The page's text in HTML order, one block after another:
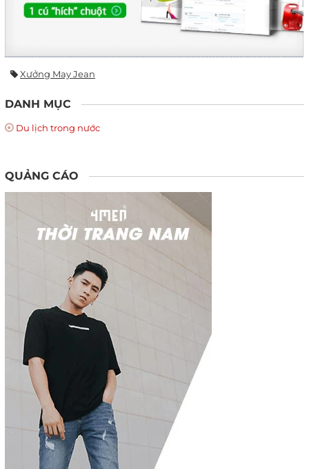
Xưởng May Jean
DANH MỤC
Du lịch trong nước
QUẢNG CÁO